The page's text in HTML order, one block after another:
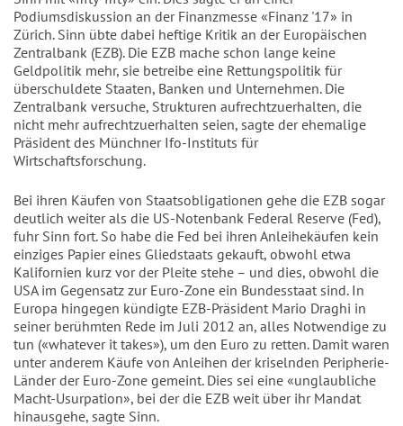
Podiumsdiskussion an der Finanzmesse «Finanz '17» in
Zürich. Sinn übte dabei heftige Kritik an der Europäischen
Zentralbank (EZB). Die EZB mache schon lange keine
Geldpolitik mehr, sie betreibe eine Rettungspolitik für
überschuldete Staaten, Banken und Unternehmen. Die
Zentralbank versuche, Strukturen aufrechtzuerhalten, die
nicht mehr aufrechtzuerhalten seien, sagte der ehemalige
Präsident des Münchner Ifo-Instituts für
Wirtschaftsforschung.
Bei ihren Käufen von Staatsobligationen gehe die EZB sogar
deutlich weiter als die US-Notenbank Federal Reserve (Fed),
fuhr Sinn fort. So habe die Fed bei ihren Anleihekäufen kein
einziges Papier eines Gliedstaats gekauft, obwohl etwa
Kalifornien kurz vor der Pleite stehe – und dies, obwohl die
USA im Gegensatz zur Euro-Zone ein Bundesstaat sind. In
Europa hingegen kündigte EZB-Präsident Mario Draghi in
seiner berühmten Rede im Juli 2012 an, alles Notwendige zu
tun («whatever it takes»), um den Euro zu retten. Damit waren
unter anderem Käufe von Anleihen der kriselnden Peripherie-
Länder der Euro-Zone gemeint. Dies sei eine «unglaubliche
Macht-Usurpation», bei der die EZB weit über ihr Mandat
hinausgehe, sagte Sinn.